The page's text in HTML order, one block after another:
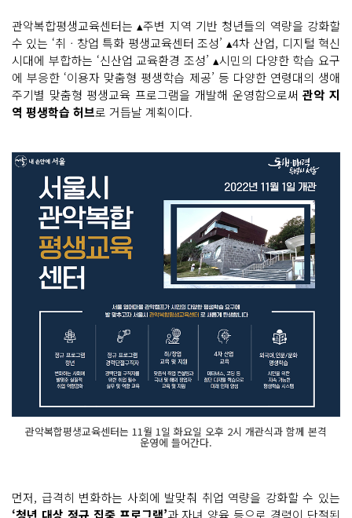
관악복합평생교육센터는 ▴주변 지역 기반 청년들의 역량을 강화할
수 있는 ‘취ㆍ창업 특화 평생교육센터 조성’ ▴4차 산업, 디지털 혁신
시대에 부합하는 ‘신산업 교육환경 조성’ ▴시민의 다양한 학습 요구
에 부응한 ‘이용자 맞춤형 평생학습 제공’ 등 다양한 연령대의 생애
주기별 맞춤형 평생교육 프로그램을 개발해 운영함으로써관악 지
역 평생학습 허브로 거듭날 계획이다.
관악복합평생교육센터는 11월 1일 화요일 오후 2시 개관식과 함께 본격
운영에 들어간다.
먼저, 급격히 변화하는 사회에 발맞춰 취업 역량을 강화할 수 있는
‘청년 대상 정규 집중 프로그램’과 자녀 양육 등으로 경력이 단절된